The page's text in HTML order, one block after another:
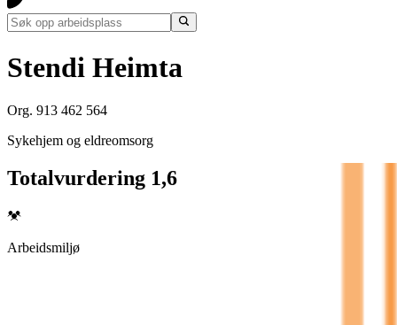
Stendi Heimta
Org. 913 462 564
Sykehjem og eldreomsorg
Totalvurdering 1,6
Arbeidsmiljø